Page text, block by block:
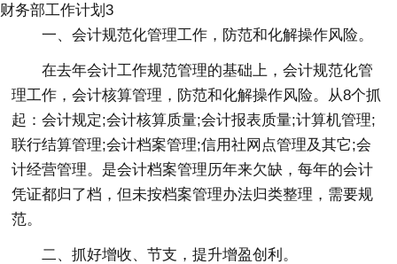
财务部工作计划3
一、会计规范化管理工作，防范和化解操作风险。
在去年会计工作规范管理的基础上，会计规范化管
理工作，会计核算管理，防范和化解操作风险。从8个抓
起：会计规定;会计核算质量;会计报表质量;计算机管理;
联行结算管理;会计档案管理;信用社网点管理及其它;会
计经营管理。是会计档案管理历年来欠缺，每年的会计
凭证都归了档，但未按档案管理办法归类整理，需要规
范。
二、抓好增收、节支，提升增盈创利。